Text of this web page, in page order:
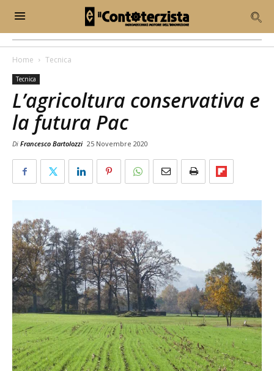
Home Tecnica
Tecnica
L’agricoltura conservativa e
la futura Pac
Di Francesco Bartolozzi 25 Novembre 2020